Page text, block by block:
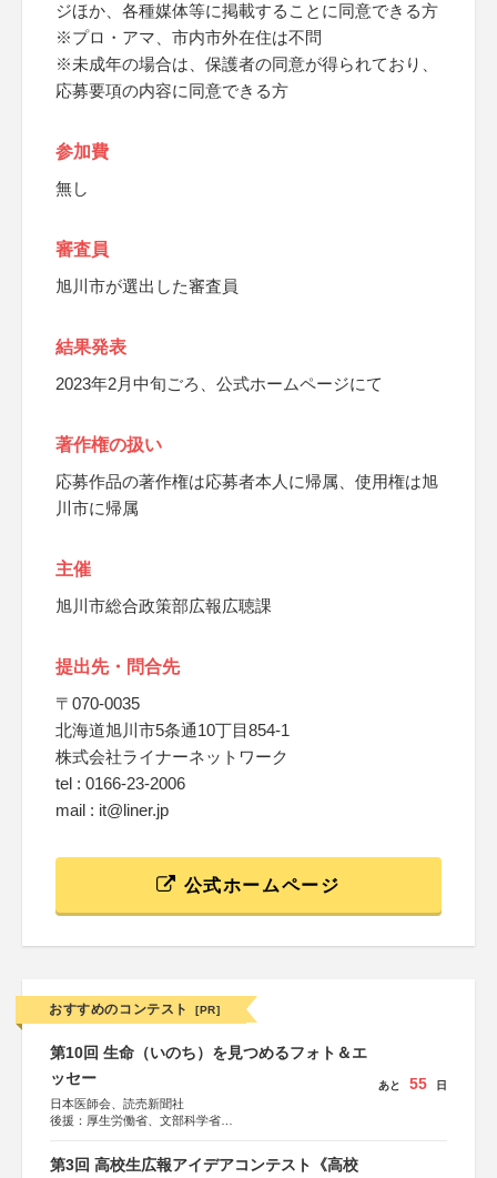
ジほか、各種媒体等に掲載することに同意できる方
※プロ・アマ、市内市外在住は不問
※未成年の場合は、保護者の同意が得られており、
応募要項の内容に同意できる方
参加費
無し
審査員
旭川市が選出した審査員
結果発表
2023年2月中旬ごろ、公式ホームページにて
著作権の扱い
応募作品の著作権は応募者本人に帰属、使用権は旭
川市に帰属
主催
旭川市総合政策部広報広聴課
提出先・問合先
〒070-0035
北海道旭川市5条通10丁目854-1
株式会社ライナーネットワーク
tel : 0166-23-2006
mail : it@liner.jp
公式ホームページ
おすすめのコンテスト [PR]
第10回 生命（いのち）を見つめるフォト＆エ
ッセー
日本医師会、読売新聞社
後援：厚生労働省、文部科学省
しん生命保険株式会社
あと 55 日
第3回 高校生広報アイデアコンテスト《高校